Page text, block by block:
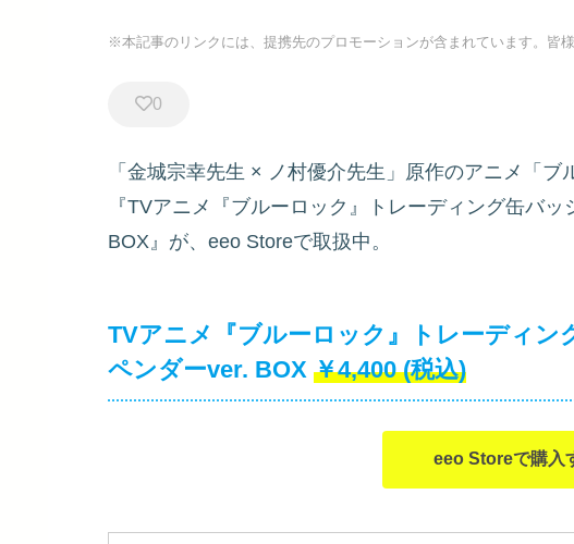
※本記事のリンクには、提携先のプロモーションが含まれています。皆
0
「金城宗幸先生 × ノ村優介先生」原作のアニメ「
『TVアニメ『ブルーロック』トレーディング缶バ
BOX』が、eeo Storeで取扱中。
TVアニメ『ブルーロック』トレーディン
ペンダーver. BOX ￥4,400 (税込)
eeo Storeで購入